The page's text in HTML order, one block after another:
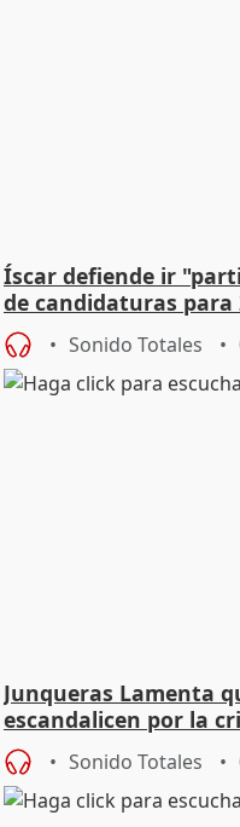
Íscar defiende ir
de candidaturas para
Sonido Totales
Junqueras Lamenta
escandalicen por la
Sonido Totales